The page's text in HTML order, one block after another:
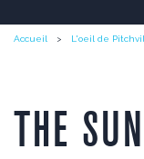
Accueil L'oeil de
THE